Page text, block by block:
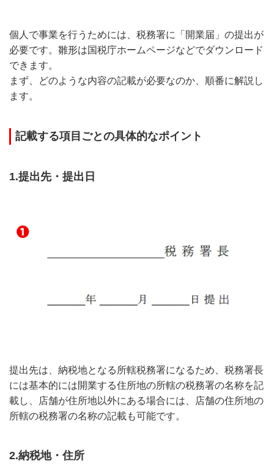
個人で事業を行うためには、税務署に「開業届」の提出が
必要です。雛形は国税庁ホームページなどでダウンロード
できます。
まず、どのような内容の記載が必要なのか、順番に解説し
ます。
記載する項目ごとの具体的なポイント
1.提出先・提出日
提出先は、納税地となる所轄税務署になるため、税務署長
には基本的には開業する住所地の所轄の税務署の名称を記
載し、店舗が住所地以外にある場合には、店舗の住所地の
所轄の税務署の名称の記載も可能です。
2.納税地・住所